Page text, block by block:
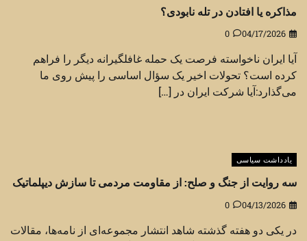
مذاکره یا افتادن در تله نابودی؟
04/17/2026
0
آیا ایران ناخواسته فرصت یک حمله غافلگیرانه دیگر را فراهم
کرده است؟ تحولات اخیر یک سؤال اساسی را پیش روی ما
می‌گذارد:آیا شرکت ایران در […]
یادداشت سیاسی
سه روایت از جنگ و صلح: از مقاومت مردمی تا سازش دیپلماتیک
04/13/2026
0
در یکی دو هفته گذشته شاهد انتشار مجموعه‌ای از نامه‌ها، مقالات